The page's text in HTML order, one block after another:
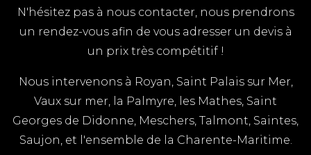
N'hésitez pas à nous contacter, nous prendrons
un rendez-vous afin de vous adresser un devis à
un prix très compétitif !
Nous intervenons à Royan, Saint Palais sur Mer,
Vaux sur mer, la Palmyre, les Mathes, Saint
Georges de Didonne, Meschers, Talmont, Saintes,
Saujon, et l'ensemble de la Charente-Maritime.